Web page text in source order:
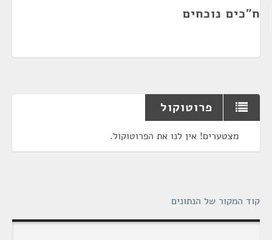
ח"כים נוכחים
פרוטוקול
מצטערים! אין לנו את הפרוטוקול.
קוד המקור של הנתונים